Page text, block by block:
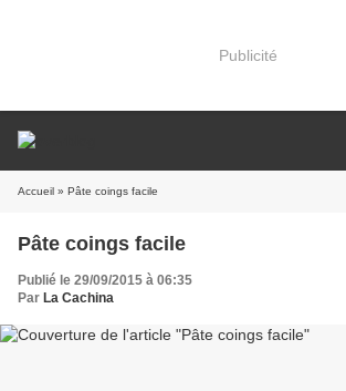
Publicité
Accueil » Pâte coings facile
Pâte coings facile
Publié le 29/09/2015 à 06:35
Par La Cachina